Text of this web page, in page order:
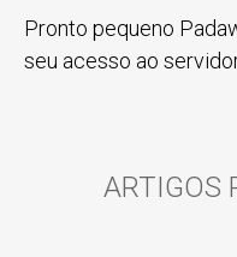
Pronto pequeno
seu acesso ao
ARTIGOS